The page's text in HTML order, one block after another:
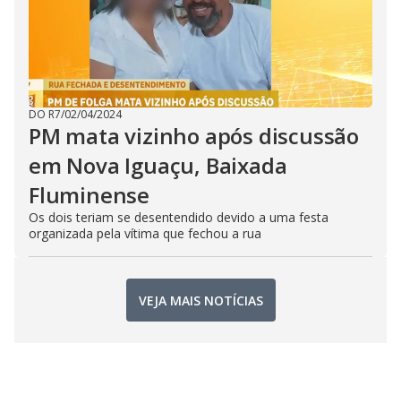
DO R7/02/04/2024
PM mata vizinho após discussão
em Nova Iguaçu, Baixada
Fluminense
Os dois teriam se desentendido devido a uma festa
organizada pela vítima que fechou a rua
VEJA MAIS NOTÍCIAS